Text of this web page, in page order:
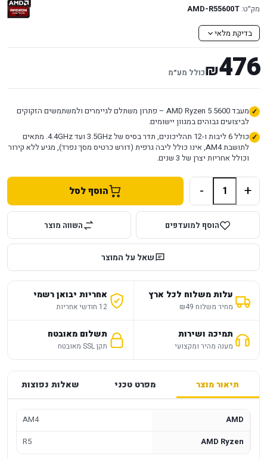
מק״ט: AMD-R55600T
בדיקת מלאי
476
₪כולל מע״מ
מעבד AMD Ryzen 5 5600 – פתרון משתלם לגיימרים ולמשתמשים הזקוקים
לביצועים גבוהים במגוון יישומים.
כולל 6 ליבות ו-12 תהליכונים, תדר בסיס של 3.5GHz ועד 4.4GHz. מתאים
לתושבת AM4, אינו כולל ליבה גרפית (דורש כרטיס מסך נפרד), מגיע ללא קירור
וכולל אחריות יצרן של 3 שנים.
+
- הוסף לסל
הוסף למועדפים השווה מוצר
שאל על המוצר
עלות משלוח לכל ארץ
מחיר משלוח ₪49
אחריות יבואן רשמי
12 חודשי אחריות
תמיכה ושירות
מענה מהיר ומקצועי
תשלום מאובטח
תקן SSL מאובטח
תיאור מוצר מפרט טכני שאלות נפוצות
AMD
AM4
AMD Ryzen
R5